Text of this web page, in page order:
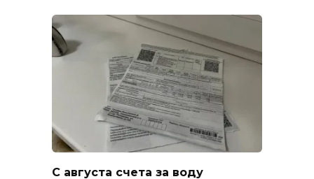
С августа счета за воду